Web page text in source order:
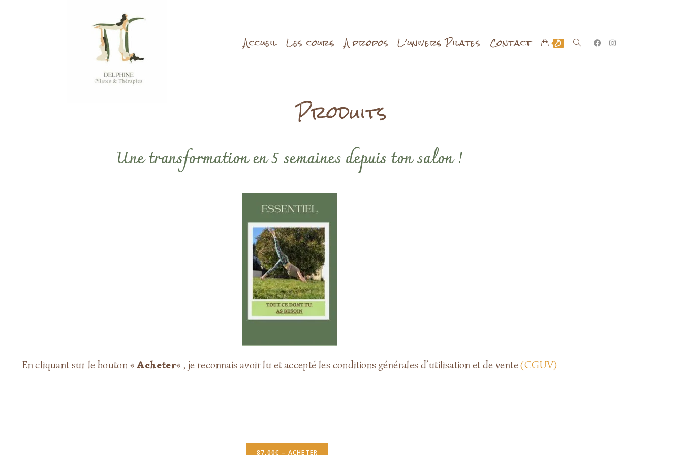
Accueil Les cours A propos L’univers Pilates Contact 0
Produits
Une transformation en 5 semaines depuis ton salon !
En cliquant sur le bouton «Acheter« , je reconnais avoir lu et accepté les conditions générales d’utilisation et de vente(CGUV)
87,00€ – ACHETER